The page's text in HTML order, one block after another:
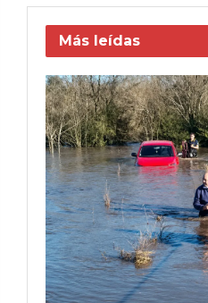
Más leídas